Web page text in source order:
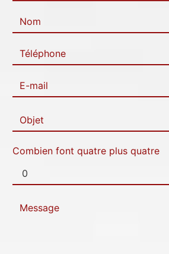
Combien font quatre plus quatre